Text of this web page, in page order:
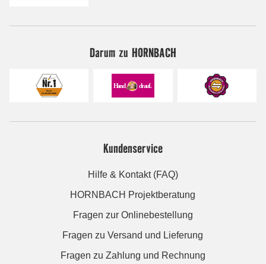
Darum zu HORNBACH
Kundenservice
Hilfe & Kontakt (FAQ)
HORNBACH Projektberatung
Fragen zur Onlinebestellung
Fragen zu Versand und Lieferung
Fragen zu Zahlung und Rechnung